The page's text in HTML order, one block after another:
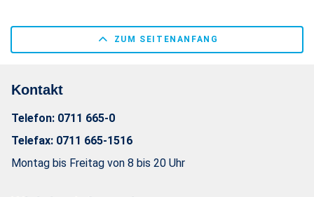
ZUM SEITENANFANG
Kontakt
Telefon: 0711 665-0
Telefax: 0711 665-1516
Montag bis Freitag von 8 bis 20 Uhr